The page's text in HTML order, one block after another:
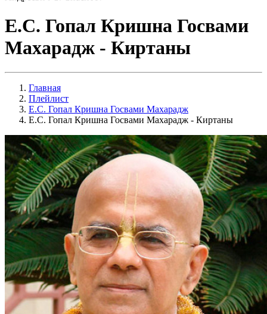
Е.С. Гопал Кришна Госвами
Махарадж - Киртаны
Главная
Плейлист
Е.С. Гопал Кришна Госвами Махарадж
Е.С. Гопал Кришна Госвами Махарадж - Киртаны